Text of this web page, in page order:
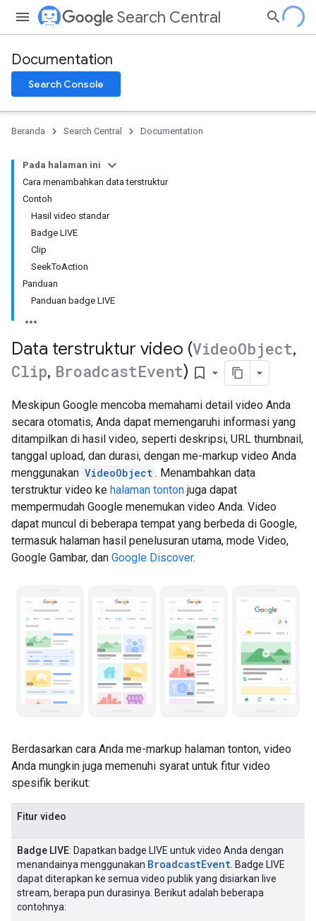
Search Central
Documentation
Search Console
Beranda Search Central Documentation
Pada halaman ini
Cara menambahkan data terstruktur
Contoh
Hasil video standar
Badge LIVE
Clip
SeekToAction
Panduan
Panduan badge LIVE
Data terstruktur video (VideoObject,
Clip, BroadcastEvent) bookmark_border
Meskipun Google mencoba memahami detail video Anda
secara otomatis, Anda dapat memengaruhi informasi yang
ditampilkan di hasil video, seperti deskripsi, URL thumbnail,
tanggal upload, dan durasi, dengan me-markup video Anda
menggunakan VideoObject . Menambahkan data
terstruktur video ke halaman tonton juga dapat
mempermudah Google menemukan video Anda. Video
dapat muncul di beberapa tempat yang berbeda di Google,
termasuk halaman hasil penelusuran utama, mode Video,
Google Gambar, dan Google Discover.
Berdasarkan cara Anda me-markup halaman tonton, video
Anda mungkin juga memenuhi syarat untuk fitur video
spesifik berikut:
Fitur video
Badge LIVE: Dapatkan badge LIVE untuk video Anda dengan
menandainya menggunakan BroadcastEvent . Badge LIVE
dapat diterapkan ke semua video publik yang disiarkan live
stream, berapa pun durasinya. Berikut adalah beberapa
contohnya: